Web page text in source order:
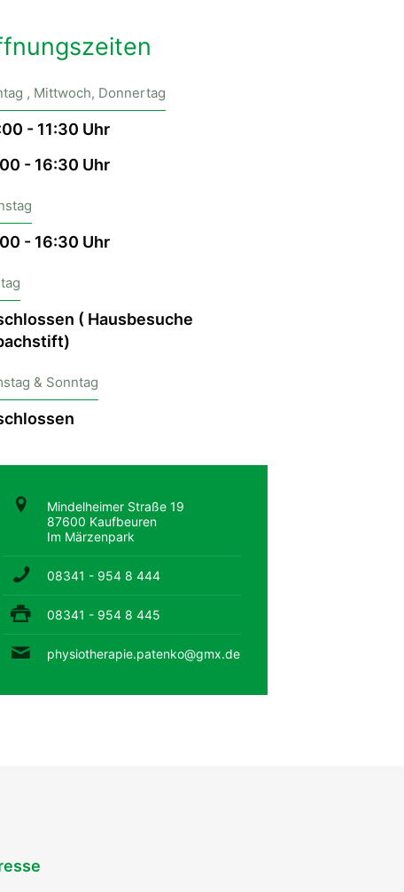
, Mittwoch, Donnertag
- 11:30 Uhr
- 16:30 Uhr
- 16:30 Uhr
( Hausbesuche
& Sonntag
Mindelheimer Straße 19
87600 Kaufbeuren
Im Märzenpark
08341 - 954 8 444
08341 - 954 8 445
physiotherapie.patenko@gmx.de